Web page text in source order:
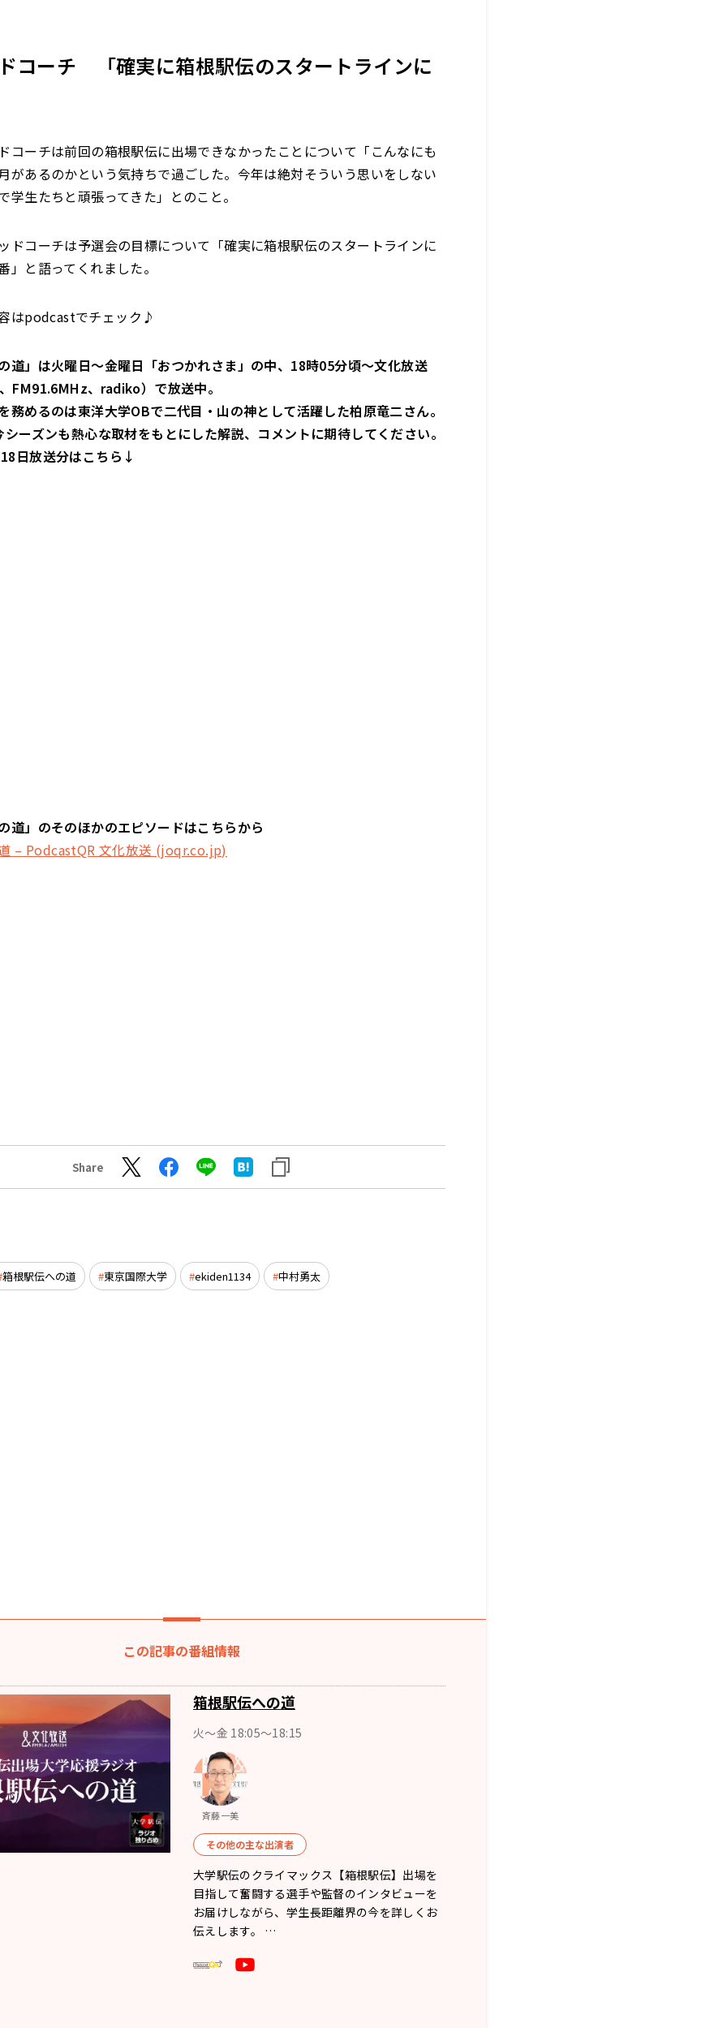
コーチ 「確実に箱根駅伝のスタートラインに
コーチは前回の箱根駅伝に出場できなかったことについて「こんなにも
があるのかという気持ちで過ごした。今年は絶対そういう思いをしない
学生たちと頑張ってきた」とのこと。
ドコーチは予選会の目標について「確実に箱根駅伝のスタートラインに
」と語ってくれました。
はpodcastでチェック♪
道」は火曜日～金曜日「おつかれさま」の中、18時05分頃～文化放送
FM91.6MHz、radiko）で放送中。
務めるのは東洋大学OBで二代目・山の神として活躍した柏原竜二さん。
ーズンも熱心な取材をもとにした解説、コメントに期待してください。
日放送分はこちら↓
道」のそのほかのエピソードはこちらから
– PodcastQR 文化放送 (joqr.co.jp)
Share
箱根駅伝への道 東京国際大学 ekiden1134 中村勇太
この記事の番組情報
箱根駅伝への道
火～金 18:05～18:15
斉藤一美
その他の主な出演者
大学駅伝のクライマックス【箱根駅伝】出場を
目指して奮闘する選手や監督のインタビューを
お届けしながら、学生長距離界の今を詳しくお
伝えします。 …